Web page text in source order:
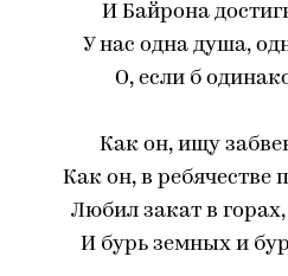
И Байрона
У нас одна душа,
О, если б
Как он, ищу
Как он, в
Любил закат в
И бурь земных и